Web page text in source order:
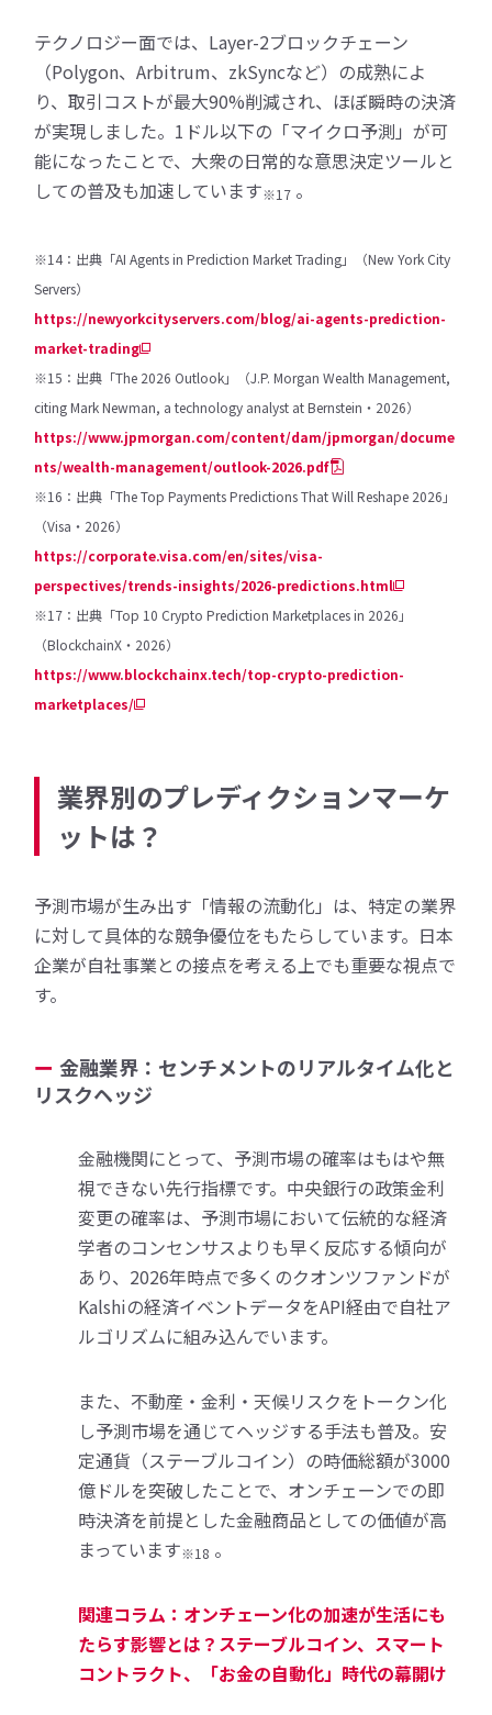
テクノロジー面では、Layer-2ブロックチェーン
（Polygon、Arbitrum、zkSyncなど）の成熟によ
り、取引コストが最大90%削減され、ほぼ瞬時の決済
が実現しました。1ドル以下の「マイクロ予測」が可
能になったことで、大衆の日常的な意思決定ツールと
しての普及も加速しています※17 。
※14：出典「AI Agents in Prediction Market Trading」（New York City
Servers）
https://newyorkcityservers.com/blog/ai-agents-prediction-
market-trading
※15：出典「The 2026 Outlook」（J.P. Morgan Wealth Management,
citing Mark Newman, a technology analyst at Bernstein・2026）
https://www.jpmorgan.com/content/dam/jpmorgan/docume
nts/wealth-management/outlook-2026.pdf
※16：出典「The Top Payments Predictions That Will Reshape 2026」
（Visa・2026）
https://corporate.visa.com/en/sites/visa-
perspectives/trends-insights/2026-predictions.html
※17：出典「Top 10 Crypto Prediction Marketplaces in 2026」
（BlockchainX・2026）
https://www.blockchainx.tech/top-crypto-prediction-
marketplaces/
業界別のプレディクションマーケ
ットは？
予測市場が生み出す「情報の流動化」は、特定の業界
に対して具体的な競争優位をもたらしています。日本
企業が自社事業との接点を考える上でも重要な視点で
す。
金融業界：センチメントのリアルタイム化と
リスクヘッジ
金融機関にとって、予測市場の確率はもはや無
視できない先行指標です。中央銀行の政策金利
変更の確率は、予測市場において伝統的な経済
学者のコンセンサスよりも早く反応する傾向が
あり、2026年時点で多くのクオンツファンドが
Kalshiの経済イベントデータをAPI経由で自社ア
ルゴリズムに組み込んでいます。
また、不動産・金利・天候リスクをトークン化
し予測市場を通じてヘッジする手法も普及。安
定通貨（ステーブルコイン）の時価総額が3000
億ドルを突破したことで、オンチェーンでの即
時決済を前提とした金融商品としての価値が高
まっています※18 。
関連コラム：オンチェーン化の加速が生活にも
たらす影響とは？ステーブルコイン、スマート
コントラクト、「お金の自動化」時代の幕開け